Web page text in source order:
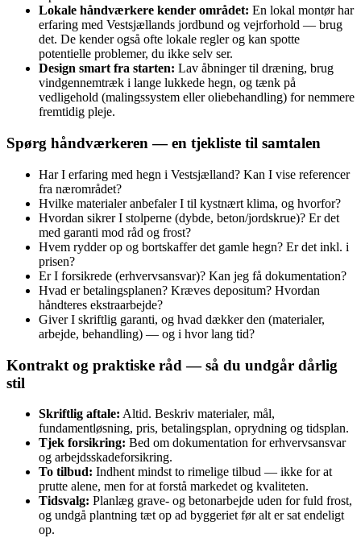
Lokale håndværkere kender området: En lokal montør har
erfaring med Vestsjællands jordbund og vejrforhold — brug
det. De kender også ofte lokale regler og kan spotte
potentielle problemer, du ikke selv ser.
Design smart fra starten: Lav åbninger til dræning, brug
vindgennemtræk i lange lukkede hegn, og tænk på
vedligehold (malingssystem eller oliebehandling) for nemmere
fremtidig pleje.
Spørg håndværkeren — en tjekliste til samtalen
Har I erfaring med hegn i Vestsjælland? Kan I vise referencer
fra nærområdet?
Hvilke materialer anbefaler I til kystnært klima, og hvorfor?
Hvordan sikrer I stolperne (dybde, beton/jordskrue)? Er det
med garanti mod råd og frost?
Hvem rydder op og bortskaffer det gamle hegn? Er det inkl. i
prisen?
Er I forsikrede (erhvervsansvar)? Kan jeg få dokumentation?
Hvad er betalingsplanen? Kræves depositum? Hvordan
håndteres ekstraarbejde?
Giver I skriftlig garanti, og hvad dækker den (materialer,
arbejde, behandling) — og i hvor lang tid?
Kontrakt og praktiske råd — så du undgår dårlig
stil
Skriftlig aftale: Altid. Beskriv materialer, mål,
fundamentløsning, pris, betalingsplan, oprydning og tidsplan.
Tjek forsikring: Bed om dokumentation for erhvervsansvar
og arbejdsskadeforsikring.
To tilbud: Indhent mindst to rimelige tilbud — ikke for at
prutte alene, men for at forstå markedet og kvaliteten.
Tidsvalg: Planlæg grave- og betonarbejde uden for fuld frost,
og undgå plantning tæt op ad byggeriet før alt er sat endeligt
op.